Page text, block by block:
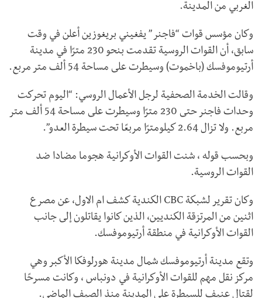
الغربي من المدينة.
وكان مؤسس قوات “فاجنر” يفغيني بريغوزين أعلن في وقت
سابق، أن القوات الروسية تقدمت بنحو 230 مترًا في مدينة
أرتيوموفسك (باخموت) وسيطرت على مساحة 54 ألف متر مربع.
وقالت الخدمة الصحفية لرجل الأعمال الروسي: “اليوم تحركت
وحدات فاجنر حتى 230 مترًا وسيطرت على مساحة 54 ألف متر
مربع. ولا تزال 2.64 كيلومترًا مربعًا تحت سيطرة العدو”.
وبحسب قوله ، شنت القوات الأوكرانية هجوما مضادا ضد
القوات الروسية.
وكان تقرير لشبكة CBC الكندية كشف ام الاول، عن مصرع
اثنين من المرتزقة الكنديين، الذين كانوا يقاتلون إلى جانب
القوات الأوكرانية في منطقة أرتيوموفسك.
وتقع مدينة أرتيوموفسك شمال مدينة هورلوفكا الأكبر وهي
مركز نقل مهم للقوات الأوكرانية في دونباس ، وكانت مسرحًا